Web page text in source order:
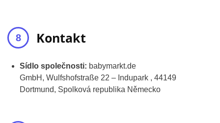
Kontakt
Sídlo společnosti: babymarkt.de
GmbH, Wulfshofstraße 22 – Indupark , 44149
Dortmund, Spolková republika Německo